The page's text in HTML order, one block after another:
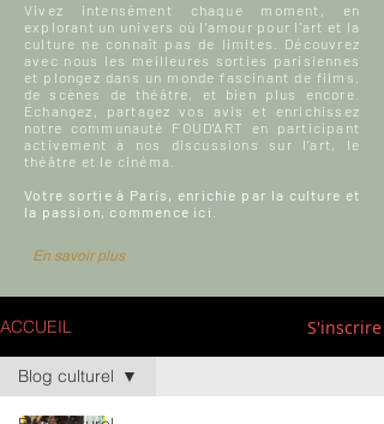
Vivez intensément chaque moment, en
explorant un univers où l'amour pour l'art et la
culture ne connaît pas de limites. Découvrez
avec nous les meilleures sorties parisiennes
et plongez dans un monde fascinant de films,
de scènes de théâtre, et bien plus encore.
Échangez, partagez vos avis et enrichissez
notre communauté FOUD'ART en participant
activement à nos discussions sur l’art, le
théâtre et le cinéma.
Votre sortie à Paris, enrichie par la culture et
la passion, commence ici.
En savoir plus
ACCUEIL S'inscrire
Blog culturel